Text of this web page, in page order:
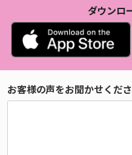
ダウンロ
お客様の声をお聞かせくだ